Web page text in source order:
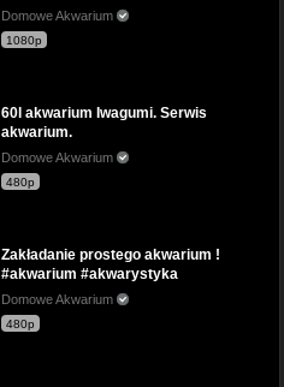
Domowe Akwarium
1080p
60l akwarium Iwagumi. Serwis
akwarium.
Domowe Akwarium
480p
Zakładanie prostego akwarium !
#akwarium #akwarystyka
Domowe Akwarium
480p